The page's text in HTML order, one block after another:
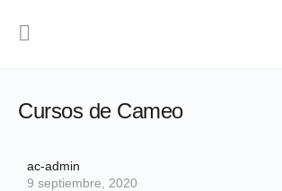
Cursos de Cameo
ac-admin
9 septiembre, 2020